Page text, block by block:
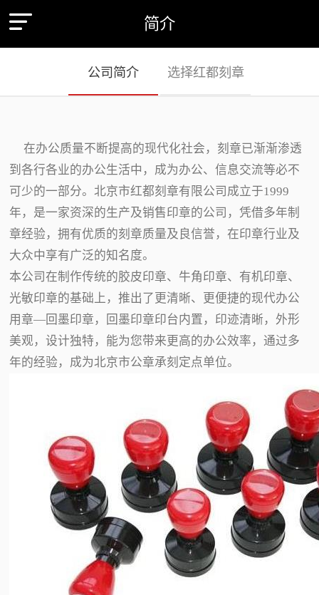
简介
公司简介 选择红都刻章
在办公质量不断提高的现代化社会，刻章已渐渐渗透
到各行各业的办公生活中，成为办公、信息交流等必不
可少的一部分。北京市红都刻章有限公司成立于1999
年，是一家资深的生产及销售印章的公司，凭借多年制
章经验，拥有优质的刻章质量及良信誉，在印章行业及
大众中享有广泛的知名度。
本公司在制作传统的胶皮印章、牛角印章、有机印章、
光敏印章的基础上，推出了更清晰、更便捷的现代办公
用章—回墨印章，回墨印章印台内置，印迹清晰，外形
美观，设计独特，能为您带来更高的办公效率，通过多
年的经验，成为北京市公章承刻定点单位。